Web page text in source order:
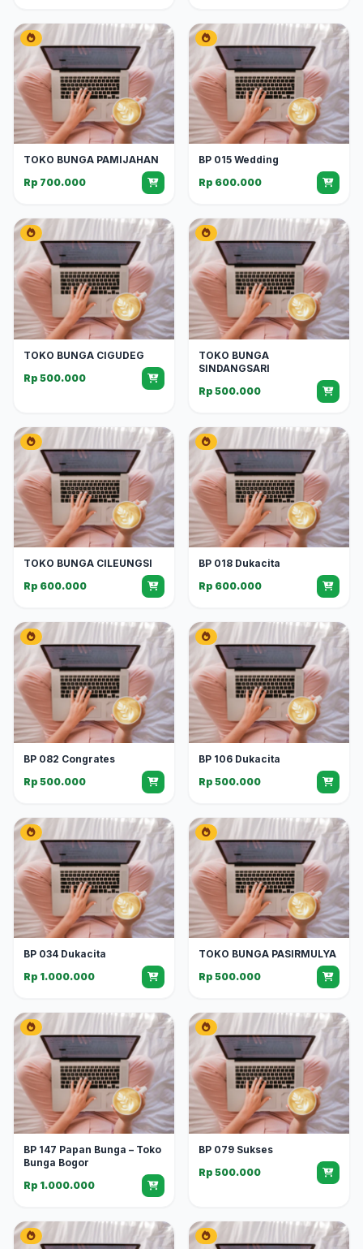
TOKO BUNGA PAMIJAHAN
Rp 700.000
BP 015 Wedding
Rp 600.000
TOKO BUNGA CIGUDEG
Rp 500.000
TOKO BUNGA
SINDANGSARI
Rp 500.000
TOKO BUNGA CILEUNGSI
Rp 600.000
BP 018 Dukacita
Rp 600.000
BP 082 Congrates
Rp 500.000
BP 106 Dukacita
Rp 500.000
BP 034 Dukacita
Rp 1.000.000
TOKO BUNGA PASIRMULYA
Rp 500.000
BP 147 Papan Bunga – Toko
Bunga Bogor
Rp 1.000.000
BP 079 Sukses
Rp 500.000